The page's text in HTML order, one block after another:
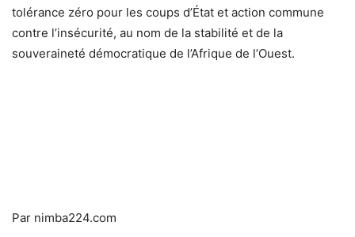
tolérance zéro pour les coups d’État et action commune
contre l’insécurité, au nom de la stabilité et de la
souveraineté démocratique de l’Afrique de l’Ouest.
Par nimba224.com